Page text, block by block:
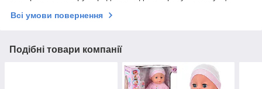
Всі умови повернення
Подібні товари компанії